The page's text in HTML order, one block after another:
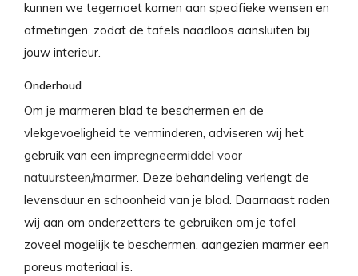
kunnen we tegemoet komen aan specifieke wensen en
afmetingen, zodat de tafels naadloos aansluiten bij
jouw interieur.
Onderhoud
Om je marmeren blad te beschermen en de
vlekgevoeligheid te verminderen, adviseren wij het
gebruik van een impregneermiddel voor
natuursteen/marmer . Deze behandeling verlengt de
levensduur en schoonheid van je blad. Daarnaast raden
wij aan om onderzetters te gebruiken om je tafel
zoveel mogelijk te beschermen, aangezien marmer een
poreus materiaal is.